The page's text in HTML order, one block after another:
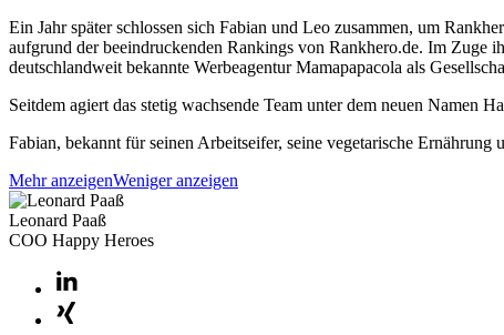
Ein Jahr später schlossen sich Fabian und Leo zusammen, um
aufgrund der beeindruckenden Rankings von Rankhero.de. Im Zuge
deutschlandweit bekannte Werbeagentur Mamapapacola als
Seitdem agiert das stetig wachsende Team unter dem neuen
Fabian, bekannt für seinen Arbeitseifer, seine vegetarische
Mehr anzeigenWeniger anzeigen
Leonard Paaß
COO Happy Heroes